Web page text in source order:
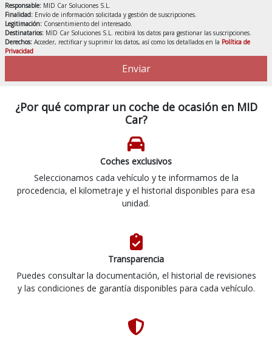
Responsable: MID Car Soluciones S.L.
Finalidad: Envío de información solicitada y gestión de suscripciones.
Legitimación: Consentimiento del interesado.
Destinatarios: MID Car Soluciones S.L. recibirá los datos para gestionar las suscripciones.
Derechos: Acceder, rectificar y suprimir los datos, así como los detallados en la Política de
Privacidad
Enviar
¿Por qué comprar un coche de ocasión en MID
Car?
Coches exclusivos
Seleccionamos cada vehículo y te informamos de la
procedencia, el kilometraje y el historial disponibles para esa
unidad.
Transparencia
Puedes consultar la documentación, el historial de revisiones
y las condiciones de garantía disponibles para cada vehículo.